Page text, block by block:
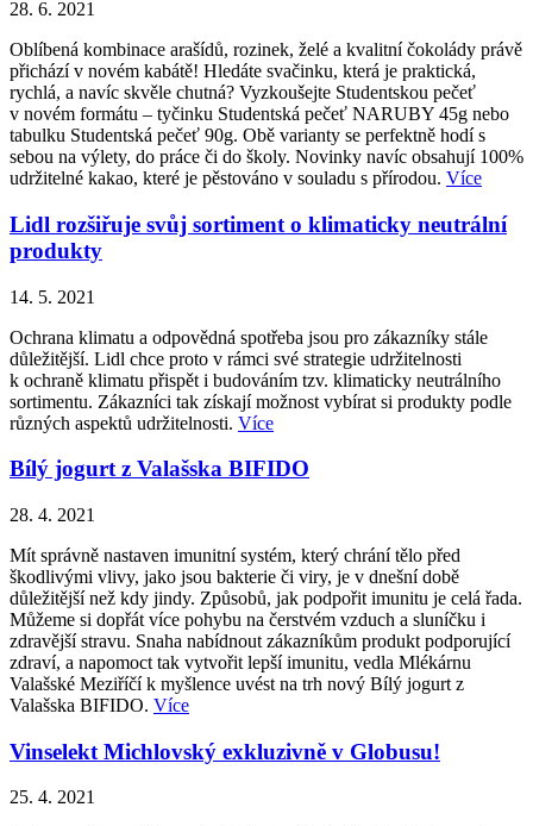
28. 6. 2021
Oblíbená kombinace arašídů, rozinek, želé a kvalitní čokolády právě
přichází v novém kabátě! Hledáte svačinku, která je praktická,
rychlá, a navíc skvěle chutná? Vyzkoušejte Studentskou pečeť
v novém formátu – tyčinku Studentská pečeť NARUBY 45g nebo
tabulku Studentská pečeť 90g. Obě varianty se perfektně hodí s
sebou na výlety, do práce či do školy. Novinky navíc obsahují 100%
udržitelné kakao, které je pěstováno v souladu s přírodou. Více
Lidl rozšiřuje svůj sortiment o klimaticky neutrální
produkty
14. 5. 2021
Ochrana klimatu a odpovědná spotřeba jsou pro zákazníky stále
důležitější. Lidl chce proto v rámci své strategie udržitelnosti
k ochraně klimatu přispět i budováním tzv. klimaticky neutrálního
sortimentu. Zákazníci tak získají možnost vybírat si produkty podle
různých aspektů udržitelnosti. Více
Bílý jogurt z Valašska BIFIDO
28. 4. 2021
Mít správně nastaven imunitní systém, který chrání tělo před
škodlivými vlivy, jako jsou bakterie či viry, je v dnešní době
důležitější než kdy jindy. Způsobů, jak podpořit imunitu je celá řada.
Můžeme si dopřát více pohybu na čerstvém vzduch a sluníčku i
zdravější stravu. Snaha nabídnout zákazníkům produkt podporující
zdraví, a napomoct tak vytvořit lepší imunitu, vedla Mlékárnu
Valašské Meziříčí k myšlence uvést na trh nový Bílý jogurt z
Valašska BIFIDO. Více
Vinselekt Michlovský exkluzivně v Globusu!
25. 4. 2021